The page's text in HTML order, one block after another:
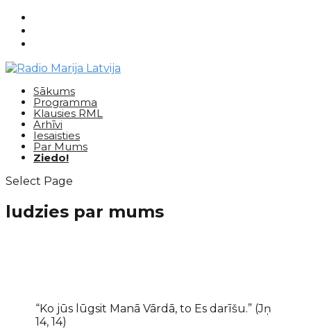
Sākums
Programma
Klausies RML
Arhīvi
Iesaisties
Par Mums
Ziedo!
Select Page
ludzies par mums
“Ko jūs lūgsit Manā Vārdā, to Es darīšu.” (Jņ
14, 14)